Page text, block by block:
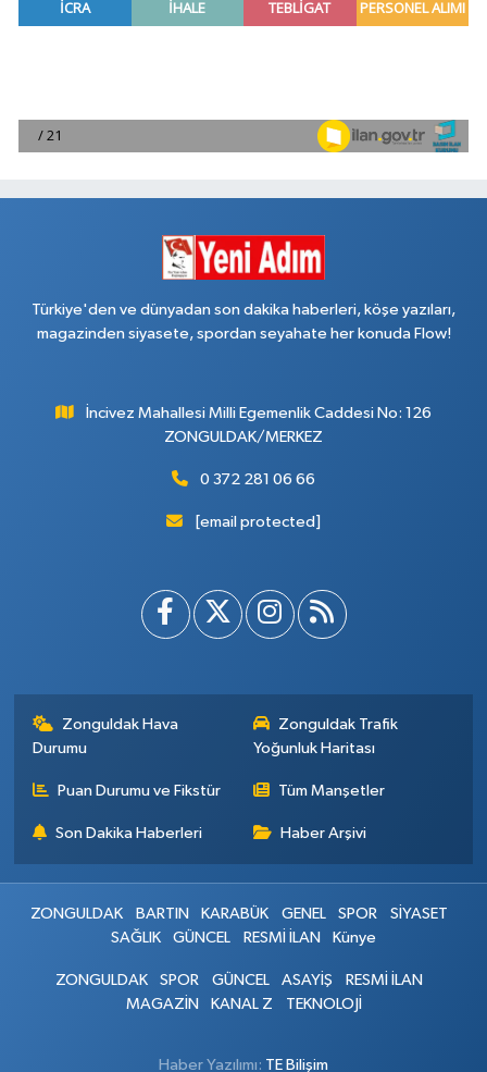
Türkiye'den ve dünyadan son dakika haberleri, köşe yazıları,
magazinden siyasete, spordan seyahate her konuda Flow!
İncivez Mahallesi Milli Egemenlik Caddesi No: 126
ZONGULDAK/MERKEZ
0 372 281 06 66
[email protected]
Zonguldak Hava
Durumu
Zonguldak Trafik
Yoğunluk Haritası
Puan Durumu ve Fikstür Tüm Manşetler
Son Dakika Haberleri Haber Arşivi
ZONGULDAK BARTIN KARABÜK GENEL SPOR
SİYASET
SAĞLIK
GÜNCEL RESMİ İLAN Künye
ZONGULDAK SPOR GÜNCEL ASAYİŞ
RESMİ İLAN
MAGAZİN
KANAL Z TEKNOLOJİ
Haber Yazılımı: TE Bilişim